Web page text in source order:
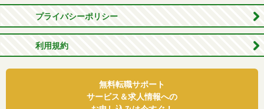
プライバシーポリシー
利用規約
無料転職サポート
サービス＆求人情報への